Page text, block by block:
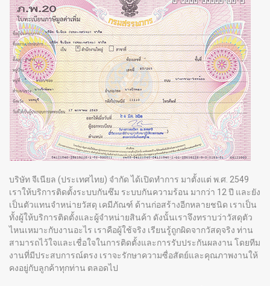
บริษัท จีเนียล (ประเทศไทย) จำกัด ได้เปิดทำการ มาตั้งแต่ พ.ศ. 2549
เราให้บริการติดตั้งระบบกันซึม ระบบกันความร้อน มากว่า 12 ปี และยัง
เป็นตัวแทนจำหน่ายวัสดุ เคมีภัณฑ์ ด้านก่อสร้างอีกหลายชนิด เราเป็น
ทั้งผู้ให้บริการติดตั้งและผู้จำหน่ายสินค้า ดังนั้นเราจึงทราบว่าวัสดุตัว
ไหนเหมาะกับงานอะไร เราคือผู้ใช้จริง เรียนรู้ถูกผิดจากวัสดุจริง ท่าน
สามารถไว้ใจและเชื่อใจในการติดตั้งและการรับประกันผลงาน โดยทีม
งานที่มีประสบการณ์ตรง เราจะรักษาความซื่อสัตย์และคุณภาพงานให้
คงอยู่กับลูกค้าทุกท่าน ตลอดไป